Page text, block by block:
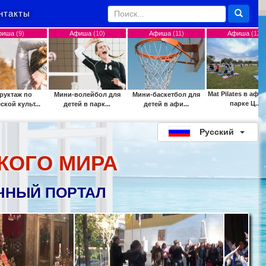
Мини-волейбол для
детей в парк...
Афиша
Мини-баскетбол для
детей в афи...
Афиша
Mat Pilates в афинском
парке Ц...
Русский
МИРА
ПОРТАЛ